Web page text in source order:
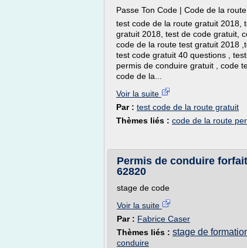
Passe Ton Code | Code de la
test code de la route gratuit 2018,
gratuit 2018, test de code gratuit,
code de la route test gratuit 2018
test code gratuit 40 questions ,
permis de conduire gratuit , code
code de la...
Voir la suite
Par : test code de la route gratuit
Thèmes liés : code de la route
Permis de conduire
62820
stage de code
Voir la suite
Par : Fabrice Caser
Thèmes liés : stage de
conduire